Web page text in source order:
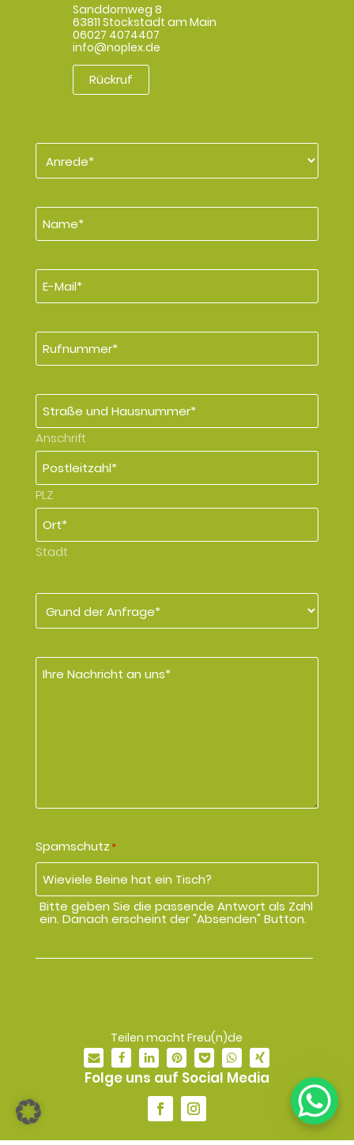
Sanddornweg 8
63811 Stockstadt am Main
06027 4074407
info@noplex.de
Rückruf
Anrede
Name
E-
Mail*
Rufnummer
Anschrift
Anschrift
PLZ
Stadt
Grund
der
Anfrage*
Nachricht
Spamschutz *
Bitte geben Sie die passende Antwort als Zahl
ein. Danach erscheint der "Absenden" Button.
Teilen macht Freu(n)de
Folge uns auf Social Media